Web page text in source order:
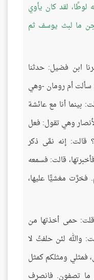
لوطًا، لقد كان يأوي
ما لبث يوسف ثم
ابن فضيل: حدثنا
أم رومان -وهي
بينما أنا مع عائشة
وهي تقول: فعل
قالت: إنه نمَّى ذكر
قالت: فسمعه
فخرَّت مغشيًّا عليها،
قلت: حمى أخذتها من
لئن حلفتُ لا
فمثلي ومثلكم كمثل
ما تصفون. فانصرف